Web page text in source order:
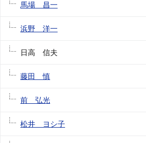
馬場 昌一
浜野 洋一
日高 信夫
藤田 慎
前 弘光
松井 ヨシ子